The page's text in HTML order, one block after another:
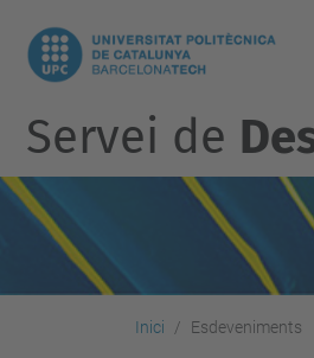
Servei de
Inici Esdeveniments